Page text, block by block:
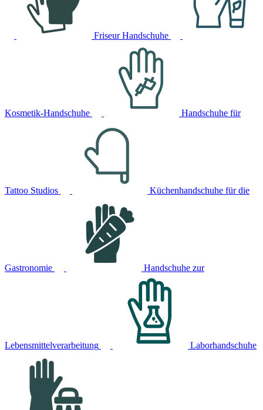
Friseur Handschuhe
Kosmetik-Handschuhe Handschuhe für
Tattoo Studios Küchenhandschuhe für die
Gastronomie Handschuhe zur
Lebensmittelverarbeitung Laborhandschuhe